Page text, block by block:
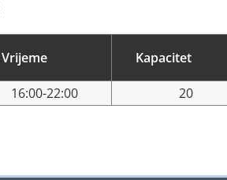
Vrijeme Kapacitet
16:00-22:00 20